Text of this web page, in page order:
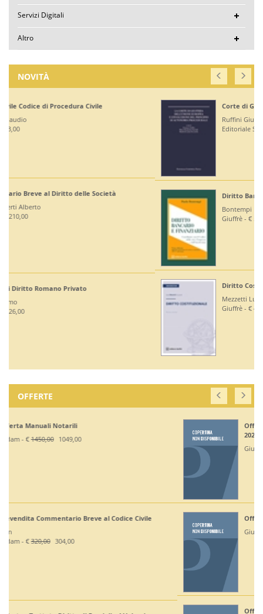
Servizi Digitali
Altro
NOVITÀ
Corte di Giustizia dell'Unione Europea
Diritto Bancario e Finanziario
Diritto Costituzionale
Off. Codici Civile, Penale, Proc Civile, Proc Penale
2026 - Esame Avv
Giuffrè - €
Off Codici Civile e Penale 2026 - Esame Avvocato
Off. Codici Civile e Proc Civile 2026 - Esame Avvocato